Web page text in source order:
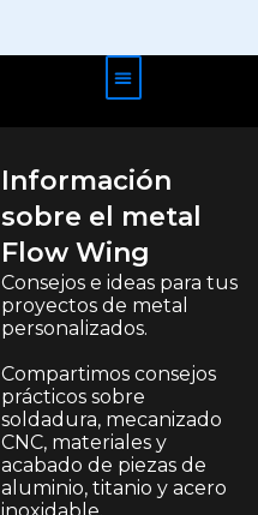
Información
sobre el metal
Flow Wing
Consejos e ideas para tus
proyectos de metal
personalizados.
Compartimos consejos
prácticos sobre
soldadura, mecanizado
CNC, materiales y
acabado de piezas de
aluminio, titanio y acero